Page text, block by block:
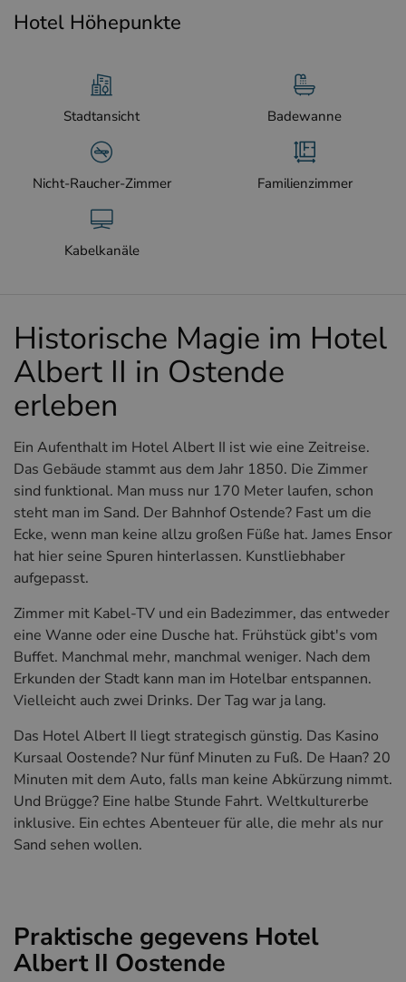
Hotel Höhepunkte
Stadtansicht Badewanne
Nicht-Raucher-Zimmer Familienzimmer
Kabelkanäle
Historische Magie im Hotel
Albert II in Ostende
erleben
Ein Aufenthalt im Hotel Albert II ist wie eine Zeitreise.
Das Gebäude stammt aus dem Jahr 1850. Die Zimmer
sind funktional. Man muss nur 170 Meter laufen, schon
steht man im Sand. Der Bahnhof Ostende? Fast um die
Ecke, wenn man keine allzu großen Füße hat. James Ensor
hat hier seine Spuren hinterlassen. Kunstliebhaber
aufgepasst.
Zimmer mit Kabel-TV und ein Badezimmer, das entweder
eine Wanne oder eine Dusche hat. Frühstück gibt's vom
Buffet. Manchmal mehr, manchmal weniger. Nach dem
Erkunden der Stadt kann man im Hotelbar entspannen.
Vielleicht auch zwei Drinks. Der Tag war ja lang.
Das Hotel Albert II liegt strategisch günstig. Das Kasino
Kursaal Oostende? Nur fünf Minuten zu Fuß. De Haan? 20
Minuten mit dem Auto, falls man keine Abkürzung nimmt.
Und Brügge? Eine halbe Stunde Fahrt. Weltkulturerbe
inklusive. Ein echtes Abenteuer für alle, die mehr als nur
Sand sehen wollen.
Praktische gegevens Hotel
Albert II Oostende